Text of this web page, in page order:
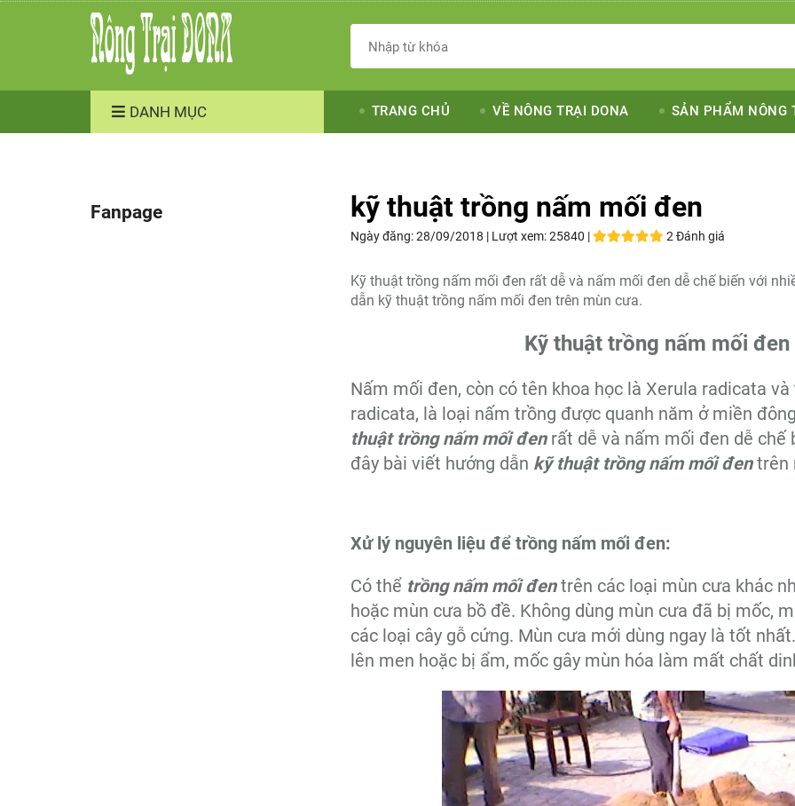
DANH MỤC TRANG CHỦ VỀ NÔNG TRẠI DONA SẢN PHẨM NÔNG
kỹ thuật trồng nấm mối đen
Ngày đăng:28/09/2018 | Lượt xem:25840 | 2 Đánh giá
Kỹ thuật trồng nấm mối đen rất dễ và nấm mối đen dễ chế biến với
dẫn kỹ thuật trồng nấm mối đen trên mùn cưa.
Kỹ thuật trồng nấm mối
Nấm mối đen, còn có tên khoa học là Xerula radicata
radicata, là loại nấm trồng được quanh năm ở miền
thuật trồng nấm mối đenrất dễ và nấm mối đen dễ chế
đây bài viết hướng dẫn kỹ thuật trồng nấm mối đentrên
Xử lý nguyên liệu để trồng nấm mối đen:
Có thể trồng nấm mối đentrên các loại mùn cưa khác
hoặc mùn cưa bồ đề. Không dùng mùn cưa đã bị mốc,
các loại cây gỗ cứng. Mùn cưa mới dùng ngay là tốt
lên men hoặc bị ẩm, mốc gây mùn hóa làm mất chất
Fanpage